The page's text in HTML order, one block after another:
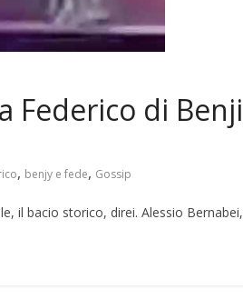
Federico di Benji
, benjy e fede, Gossip
il bacio storico, direi. Alessio Bernabei,